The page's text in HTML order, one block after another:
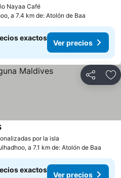
Nayaa CaféVer precios
a 7.4 km de: Atolón de Baa
exactos
Ver precios
Compartir
por la isla
Ver precios
a 7.1 km de: Atolón de Baa
exactos
Ver precios